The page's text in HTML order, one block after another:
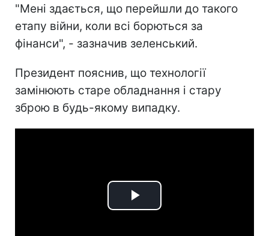
"Мені здається, що перейшли до такого
етапу війни, коли всі борються за
фінанси", - зазначив зеленський.
Президент пояснив, що технології
замінюють старе обладнання і стару
зброю в будь-якому випадку.
Play